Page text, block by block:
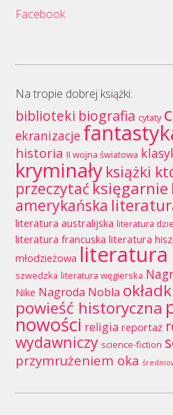
Facebook
Na tropie dobrej książki:
biblioteki biografia cytaty
ekranizacje
historia II wojna światowa
kryminały książki
przeczytaćksięgarnie
amerykańska
literatura australijska literatura
literatura francuska literatura
młodzieżowa literatura
szwedzka literatura węgierska
Nike Nagroda Nobla
powieść historyczna
nowości religia reportaż
wydawniczy science-fiction
przymrużeniem oka